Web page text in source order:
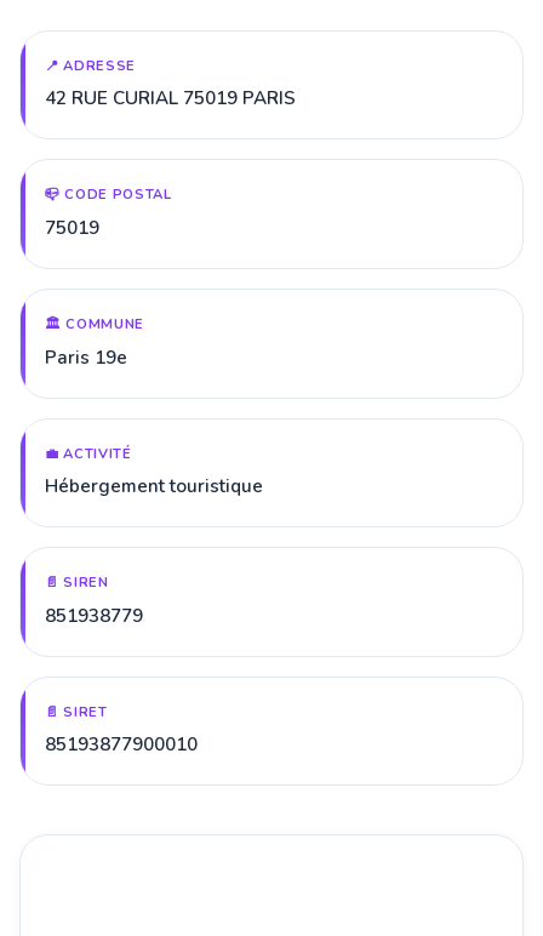
📍 ADRESSE
42 RUE CURIAL 75019 PARIS
📪 CODE POSTAL
75019
🏛️ COMMUNE
Paris 19e
💼 ACTIVITÉ
Hébergement touristique
📄 SIREN
851938779
📄 SIRET
85193877900010